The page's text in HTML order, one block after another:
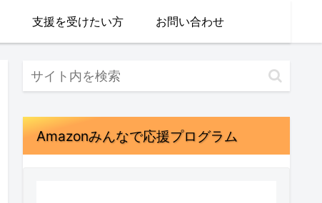
支援を受けたい方 お問い合わせ
Amazonみんなで応援プログラム